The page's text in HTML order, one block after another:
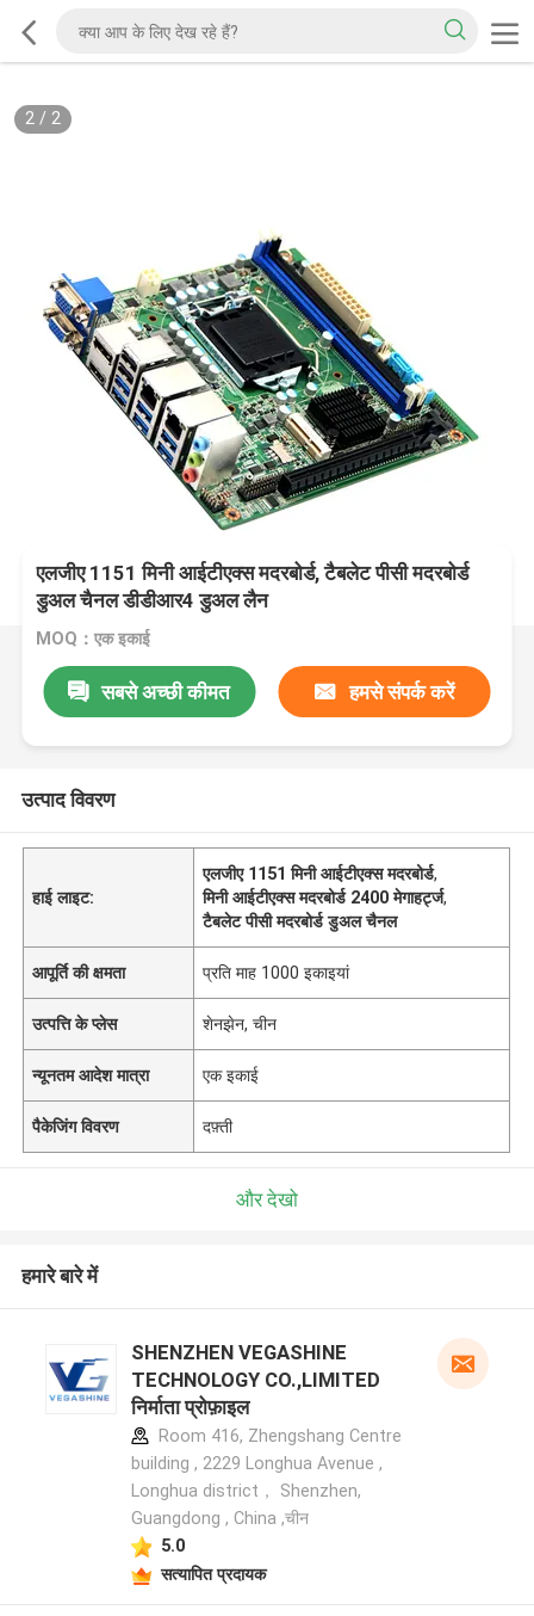
2/ 2
एलजीए 1151 मिनी आईटीएक्स मदरबोर्ड, टैबलेट पीसी मदरबोर्ड
डुअल चैनल डीडीआर4 डुअल लैन
MOQ：एक इकाई
सबसे अच्छी कीमत हमसे संपर्क करें
उत्पाद विवरण
हाई लाइट:
एलजीए 1151 मिनी आईटीएक्स मदरबोर्ड,
मिनी आईटीएक्स मदरबोर्ड 2400 मेगाहर्ट्ज,
टैबलेट पीसी मदरबोर्ड डुअल चैनल
आपूर्ति की क्षमता प्रति माह 1000 इकाइयां
उत्पत्ति के प्लेस शेनझेन, चीन
न्यूनतम आदेश मात्रा एक इकाई
पैकेजिंग विवरण दफ़्ती
और देखो
हमारे बारे में
SHENZHEN VEGASHINE
TECHNOLOGY CO.,LIMITED
निर्माता प्रोफ़ाइल
Room 416, Zhengshang Centre
building , 2229 Longhua Avenue ,
Longhua district， Shenzhen,
Guangdong , China ,चीन
5.0
सत्यापित प्रदायक